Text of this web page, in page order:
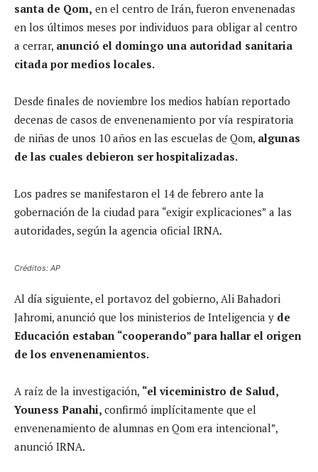
santa de Qom, en el centro de Irán, fueron envenenadas
en los últimos meses por individuos para obligar al centro
a cerrar, anunció el domingo una autoridad sanitaria
citada por medios locales.
Desde finales de noviembre los medios habían reportado
decenas de casos de envenenamiento por vía respiratoria
de niñas de unos 10 años en las escuelas de Qom, algunas
de las cuales debieron ser hospitalizadas.
Los padres se manifestaron el 14 de febrero ante la
gobernación de la ciudad para “exigir explicaciones” a las
autoridades, según la agencia oficial IRNA.
Créditos: AP
Al día siguiente, el portavoz del gobierno, Ali Bahadori
Jahromi, anunció que los ministerios de Inteligencia y de
Educación estaban “cooperando” para hallar el origen
de los envenenamientos.
A raíz de la investigación, “el viceministro de Salud,
Youness Panahi, confirmó implícitamente que el
envenenamiento de alumnas en Qom era intencional”,
anunció IRNA.